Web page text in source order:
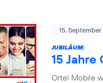
15. September
JUBILÄUM:
15
Ortel Mobile